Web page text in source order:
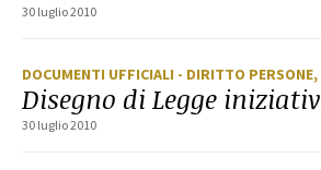
30 luglio 2010
DOCUMENTI UFFICIALI - DIRITTO
Disegno di Legge
30 luglio 2010